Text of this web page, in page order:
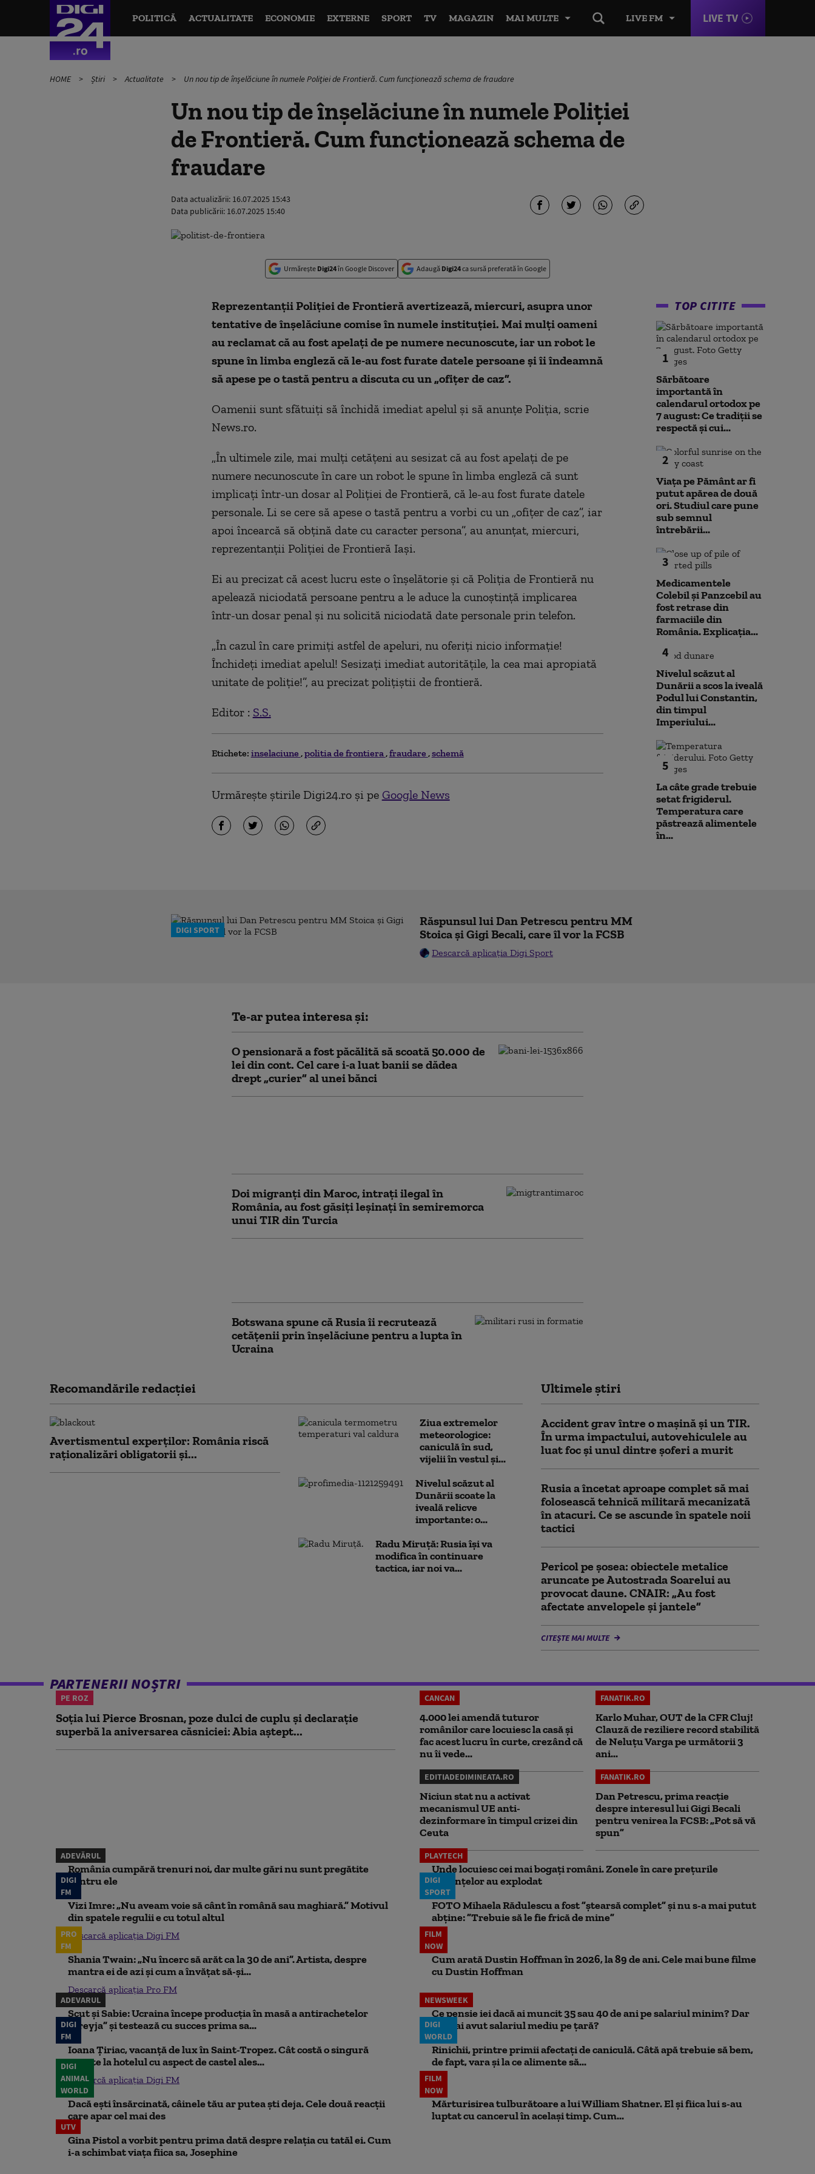
LIVE FM LIVE TV
POLITICĂ ACTUALITATE ECONOMIE EXTERNE SPORT TV MAGAZIN MAI MULTE
HOME Știri Actualitate Un nou tip de înşelăciune în numele Poliţiei de Frontieră. Cum funcționează schema de fraudare
Un nou tip de înşelăciune în numele Poliţiei
de Frontieră. Cum funcționează schema de
fraudare
Data actualizării: 16.07.2025 15:43
Data publicării: 16.07.2025 15:40
Urmărește Digi24în Google Discover Adaugă Digi24ca sursă preferată în Google
Reprezentanţii Poliţiei de Frontieră avertizează, miercuri, asupra unor
tentative de înşelăciune comise în numele instituţiei. Mai mulţi oameni
au reclamat că au fost apelaţi de pe numere necunoscute, iar un robot le
spune în limba engleză că le-au fost furate datele persoane şi îi îndeamnă
să apese pe o tastă pentru a discuta cu un „ofiţer de caz”.
Oamenii sunt sfătuiţi să închidă imediat apelul şi să anunţe Poliţia, scrie
News.ro.
„În ultimele zile, mai mulţi cetăţeni au sesizat că au fost apelaţi de pe
numere necunoscute în care un robot le spune în limba engleză că sunt
implicaţi într-un dosar al Poliţiei de Frontieră, că le-au fost furate datele
personale. Li se cere să apese o tastă pentru a vorbi cu un „ofiţer de caz”, iar
apoi încearcă să obţină date cu caracter persona”, au anunţat, miercuri,
reprezentanţii Poliţiei de Frontieră Iaşi.
Ei au precizat că acest lucru este o înşelătorie şi că Poliţia de Frontieră nu
apelează niciodată persoane pentru a le aduce la cunoştinţă implicarea
într-un dosar penal şi nu solicită niciodată date personale prin telefon.
„În cazul în care primiţi astfel de apeluri, nu oferiţi nicio informaţie!
Închideţi imediat apelul! Sesizaţi imediat autorităţile, la cea mai apropiată
unitate de poliţie!”, au precizat poliţiştii de frontieră.
Editor : S.S.
Etichete: inselaciune politia de frontiera fraudare schemă
Urmărește știrile Digi24.ro și pe Google News
TOP CITITE
1
Sărbătoare
importantă în
calendarul ortodox pe
7 august: Ce tradiții se
respectă și cui...
2
Viața pe Pământ ar fi
putut apărea de două
ori. Studiul care pune
sub semnul
întrebării...
3
Medicamentele
Colebil și Panzcebil au
fost retrase din
farmaciile din
România. Explicația...
4
Nivelul scăzut al
Dunării a scos la iveală
Podul lui Constantin,
din timpul
Imperiului...
5
La câte grade trebuie
setat frigiderul.
Temperatura care
păstrează alimentele
în...
DIGI SPORT
Răspunsul lui Dan Petrescu pentru MM
Stoica și Gigi Becali, care îl vor la FCSB
Descarcă aplicația Digi Sport
Te-ar putea interesa și:
O pensionară a fost păcălită să scoată 50.000 de
lei din cont. Cel care i-a luat banii se dădea
drept „curier” al unei bănci
Doi migranți din Maroc, intrați ilegal în
România, au fost găsiți leșinați în semiremorca
unui TIR din Turcia
Botswana spune că Rusia îi recrutează
cetăţenii prin înşelăciune pentru a lupta în
Ucraina
Recomandările redacţiei
Avertismentul experților: România riscă
raționalizări obligatorii și...
Ziua extremelor
meteorologice:
caniculă în sud,
vijelii în vestul și...
Nivelul scăzut al
Dunării scoate la
iveală relicve
importante: o...
Radu Miruță: Rusia își va
modifica în continuare
tactica, iar noi va...
Ultimele știri
Accident grav între o mașină și un TIR.
În urma impactului, autovehiculele au
luat foc și unul dintre șoferi a murit
Rusia a încetat aproape complet să mai
folosească tehnică militară mecanizată
în atacuri. Ce se ascunde în spatele noii
tactici
Pericol pe șosea: obiectele metalice
aruncate pe Autostrada Soarelui au
provocat daune. CNAIR: „Au fost
afectate anvelopele și jantele”
CITEȘTE MAI MULTE
PARTENERII NOȘTRI
PE ROZ
Soția lui Pierce Brosnan, poze dulci de cuplu și declarație
superbă la aniversarea căsniciei: Abia aștept...
CANCAN
4.000 lei amendă tuturor
românilor care locuiesc la casă și
fac acest lucru în curte, crezând că
nu îi vede...
FANATIK.RO
Karlo Muhar, OUT de la CFR Cluj!
Clauză de reziliere record stabilită
de Neluțu Varga pe următorii 3
ani...
EDITIADEDIMINEATA.RO
Niciun stat nu a activat
mecanismul UE anti-
dezinformare în timpul crizei din
Ceuta
FANATIK.RO
Dan Petrescu, prima reacție
despre interesul lui Gigi Becali
pentru venirea la FCSB: „Pot să vă
spun”
ADEVĂRUL
România cumpără trenuri noi, dar multe gări nu sunt pregătite
pentru ele
PLAYTECH
Unde locuiesc cei mai bogați români. Zonele în care prețurile
locuințelor au explodat
DIGI
FM
Vizi Imre: „Nu aveam voie să cânt în română sau maghiară.” Motivul
din spatele regulii e cu totul altul
Descarcă aplicația Digi FM
DIGI
SPORT
FOTO Mihaela Rădulescu a fost ”ștearsă complet” și nu s-a mai putut
abține: ”Trebuie să le fie frică de mine”
PRO
FM
Shania Twain: „Nu încerc să arăt ca la 30 de ani”. Artista, despre
mantra ei de azi și cum a învățat să-și...
Descarcă aplicația Pro FM
FILM
NOW
Cum arată Dustin Hoffman în 2026, la 89 de ani. Cele mai bune filme
cu Dustin Hoffman
ADEVARUL
Scut și Sabie: Ucraina începe producția în masă a antirachetelor
„Freyja” și testează cu succes prima sa...
NEWSWEEK
Ce pensie iei dacă ai muncit 35 sau 40 de ani pe salariul minim? Dar
dacă ai avut salariul mediu pe țară?
DIGI
FM
Ioana Țiriac, vacanță de lux în Saint-Tropez. Cât costă o singură
noapte la hotelul cu aspect de castel ales...
Descarcă aplicația Digi FM
DIGI
WORLD
Rinichii, printre primii afectați de caniculă. Câtă apă trebuie să bem,
de fapt, vara și la ce alimente să...
DIGI
ANIMAL
WORLD
Dacă ești însărcinată, câinele tău ar putea ști deja. Cele două reacții
care apar cel mai des
FILM
NOW
Mărturisirea tulburătoare a lui William Shatner. El și fiica lui s-au
luptat cu cancerul în același timp. Cum...
UTV
Gina Pistol a vorbit pentru prima dată despre relația cu tatăl ei. Cum
i-a schimbat viața fiica sa, Josephine